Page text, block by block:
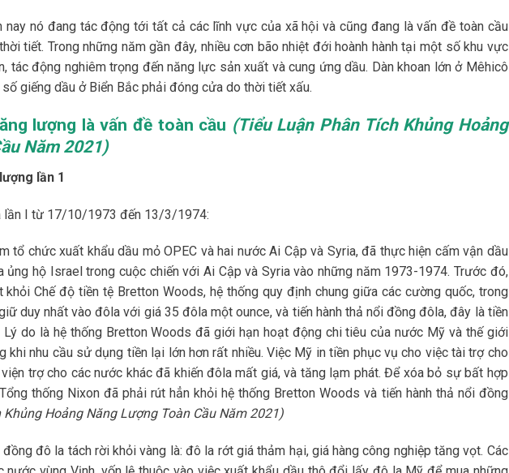
nay nó đang tác động tới tất cả các lĩnh vực của xã hội và cũng đang là vấn đề toàn cầu
tiết. Trong những năm gần đây, nhiều cơn bão nhiệt đới hoành hành tại một số khu vực
tác động nghiêm trọng đến năng lực sản xuất và cung ứng dầu. Dàn khoan lớn ở Mêhicô
giếng dầu ở Biển Bắc phải đóng cửa do thời tiết xấu.
lượng là vấn đề toàn cầu (Tiểu Luận Phân Tích Khủng Hoảng
Năm 2021)
lần 1
lần I từ 17/10/1973 đến 13/3/1974:
tổ chức xuất khẩu dầu mỏ OPEC và hai nước Ai Cập và Syria, đã thực hiện cấm vận dầu
ủng hộ Israel trong cuộc chiến với Ai Cập và Syria vào những năm 1973-1974. Trước đó,
Chế độ tiền tệ Bretton Woods, hệ thống quy định chung giữa các cường quốc, trong
duy nhất vào đôla với giá 35 đôla một ounce, và tiến hành thả nổi đồng đôla, đây là tiền
Lý do là hệ thống Bretton Woods đã giới hạn hoạt động chi tiêu của nước Mỹ và thế giới
khi nhu cầu sử dụng tiền lại lớn hơn rất nhiều. Việc Mỹ in tiền phục vụ cho việc tài trợ cho
trợ cho các nước khác đã khiến đôla mất giá, và tăng lạm phát. Để xóa bỏ sự bất hợp
thống Nixon đã phải rút hẳn khỏi hệ thống Bretton Woods và tiến hành thả nổi đồng
Hoảng Năng Lượng Toàn Cầu Năm 2021)
đô la tách rời khỏi vàng là: đô la rớt giá thảm hại, giá hàng công nghiệp tăng vọt. Các